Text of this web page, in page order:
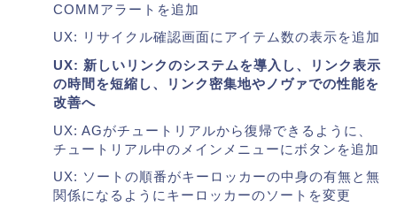
COMMアラートを追加
UX: リサイクル確認画面にアイテム数の表示を追加
UX: 新しいリンクのシステムを導入し、リンク表示
の時間を短縮し、リンク密集地やノヴァでの性能を
改善へ
UX: AGがチュートリアルから復帰できるように、
チュートリアル中のメインメニューにボタンを追加
UX: ソートの順番がキーロッカーの中身の有無と無
関係になるようにキーロッカーのソートを変更